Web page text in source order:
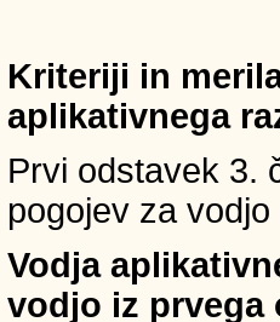
Kriteriji in
aplikativnega
Prvi odstavek 3.
pogojev za
Vodja
vodjo iz prvega